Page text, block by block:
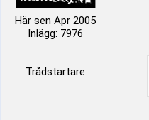
Här sen Apr 2005
Inlägg: 7976
Trådstartare